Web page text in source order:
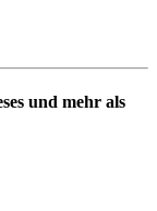
und mehr als